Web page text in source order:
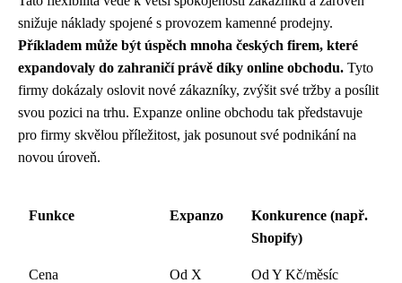
snižuje náklady spojené s provozem kamenné prodejny.
Příkladem může být úspěch mnoha českých firem, které
expandovaly do zahraničí právě díky online obchodu. Tyto
firmy dokázaly oslovit nové zákazníky, zvýšit své tržby a posílit
svou pozici na trhu. Expanze online obchodu tak představuje
pro firmy skvělou příležitost, jak posunout své podnikání na
novou úroveň.
Funkce Expanzo
Konkurence (např.
Shopify)
Cena
Od X
Od Y Kč/měsíc